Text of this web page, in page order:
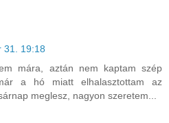
31. 19:18
mára, aztán nem kaptam szép
a hó miatt elhalasztottam az
meglesz, nagyon szeretem...